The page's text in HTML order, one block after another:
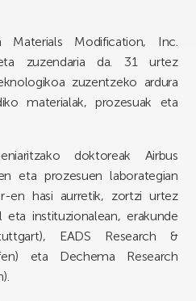
Materials Modification, Inc.
zuzendaria da. 31 urtez
zuzentzeko ardura
materialak, prozesuak eta
doktoreak Airbus
eta prozesuen laborategian
en hasi aurretik, zortzi urtez
instituzionalean, erakunde
EADS Research &
eta Dechema Research